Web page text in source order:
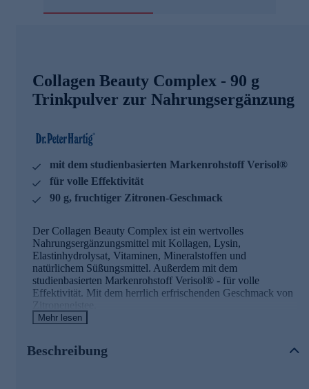
Collagen Beauty Complex - 90 g
Trinkpulver zur Nahrungsergänzung
mit dem studienbasierten Markenrohstoff Verisol®
für volle Effektivität
90 g, fruchtiger Zitronen-Geschmack
Der Collagen Beauty Complex ist ein wertvolles
Nahrungsergänzungsmittel mit Kollagen, Lysin,
Elastinhydrolysat, Vitaminen, Mineralstoffen und
natürlichem Süßungsmittel. Außerdem mit dem
studienbasierten Markenrohstoff Verisol® - für volle
Effektivität. Mit dem herrlich erfrischenden Geschmack von
Zitroneneistee.
Biotin, Zink, Vitamin A, B2 und B3 tragen zur
Mehr lesen
Beschreibung